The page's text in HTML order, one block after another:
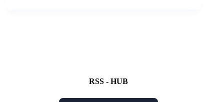
RSS - HUB